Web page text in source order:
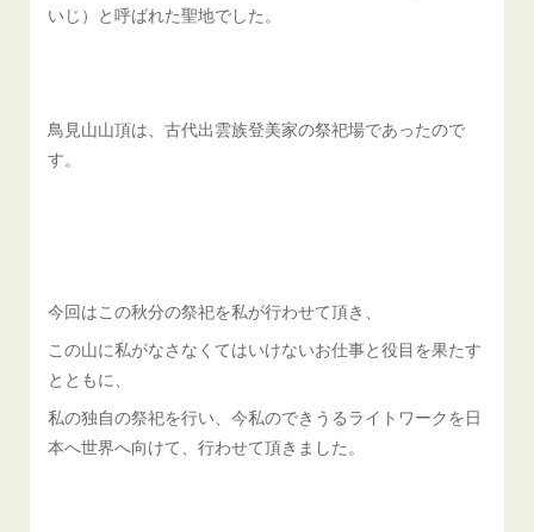
いじ）と呼ばれた聖地でした。
鳥見山山頂は、古代出雲族登美家の祭祀場であったので
す。
今回はこの秋分の祭祀を私が行わせて頂き、
この山に私がなさなくてはいけないお仕事と役目を果たす
とともに、
私の独自の祭祀を行い、今私のできうるライトワークを日
本へ世界へ向けて、行わせて頂きました。